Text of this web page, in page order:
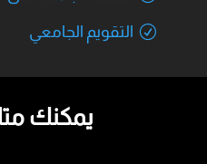
التقويم الجامعي
يمكنك